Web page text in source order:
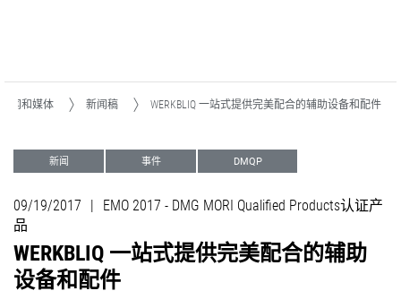
新闻和媒体 新闻稿 WERKBLIQ 一站式提供完美配合的辅助设备和配件
新闻 事件 DMQP
09/19/2017 |
EMO 2017 - DMG MORI Qualified Products认证产
品
WERKBLIQ 一站式提供完美配合的辅助
设备和配件